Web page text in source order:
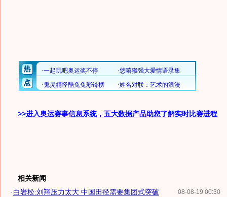
>>进入奥运赛事信息系统，五大数据产品助您了解实时比赛进程
相关新闻
08-08-19 00:30
·白岩松:刘翔压力太大 中国田径需要集团式突破